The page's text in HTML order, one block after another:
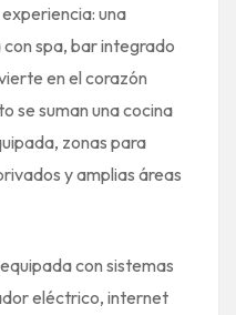
una
spa, bar integrado
en el corazón
se suman una cocina
zonas para
y amplias áreas
con sistemas
eléctrico, internet